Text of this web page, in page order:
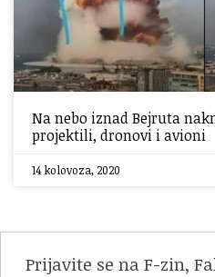
Na nebo iznad Bejruta
projektili, dronovi i avioni
14 kolovoza, 2020
Prijavite se na F-zin,